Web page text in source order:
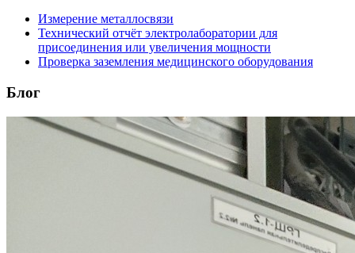
Измерение металлосвязи
Технический отчёт электролаборатории для
присоединения или увеличения мощности
Проверка заземления медицинского оборудования
Блог